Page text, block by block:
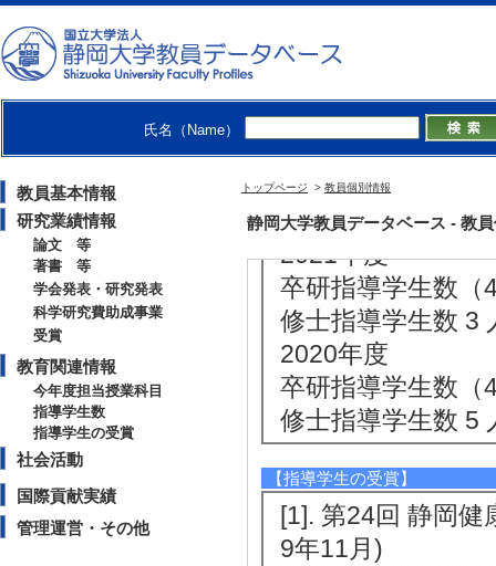
氏名（Name）
教員基本情報
研究業績情報
論文 等
著書 等
学会発表・研究発表
科学研究費助成事業
受賞
教育関連情報
今年度担当授業科目
指導学生数
指導学生の受賞
社会活動
国際貢献実績
管理運営・その他
トップページ > 教員個別情報
静岡大学教員データベース - 教
博士指導学生数(
卒研指導学生数（
卒研指導学生数（
修士指導学生数 5
博士指導学生数(
2021年度
卒研指導学生数（
修士指導学生数 3
2020年度
卒研指導学生数（
修士指導学生数 5
【指導学生の受賞】
[1]. 第24回 静岡
9年11月)